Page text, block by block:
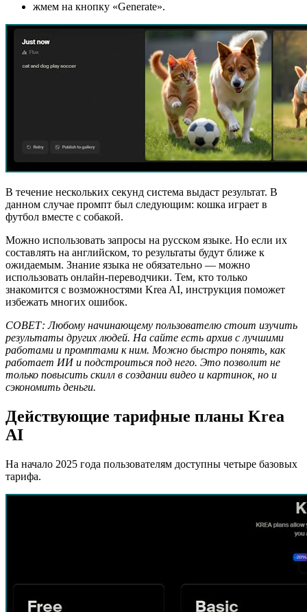
жмем на кнопку «Generate».
В течение нескольких секунд система выдаст результат. В
данном случае промпт был следующим: кошка играет в
футбол вместе с собакой.
Можно использовать запросы на русском языке. Но если их
составлять на английском, то результаты будут ближе к
ожидаемым. Знание языка не обязательно — можно
использовать онлайн-переводчики. Тем, кто только
знакомится с возможностями Krea AI, инструкция поможет
избежать многих ошибок.
СОВЕТ: Любому начинающему пользователю стоит изучить
результаты других людей. На сайте есть архив с лучшими
работами и промптами к ним. Можно быстро понять, как
работает ИИ и подстроиться под него. Это позволит не
только повысить скилл в создании видео и картинок, но и
сэкономить деньги.
Действующие тарифные планы Krea
AI
На начало 2025 года пользователям доступны четыре базовых
тарифа.